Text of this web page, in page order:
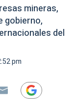
mineras,
gobierno,
del
pm